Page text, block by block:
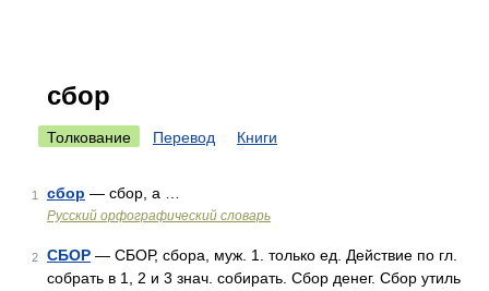
сбор
Толкование Перевод Книги
1 сбор — сбор, а …
Русский орфографический словарь
2 СБОР — СБОР, сбора, муж. 1. только ед. Действие по гл.
собрать в 1, 2 и 3 знач. собирать. Сбор денег. Сбор утиль